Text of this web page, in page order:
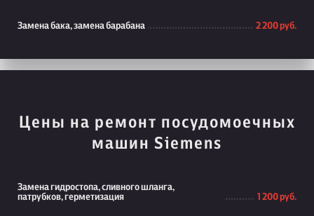
Замена бака, замена барабана 2 200 руб.
Цены на ремонт посудомоечных
машин Siemens
Замена гидростопа, сливного шланга,
патрубков, герметизация
1 200 руб.